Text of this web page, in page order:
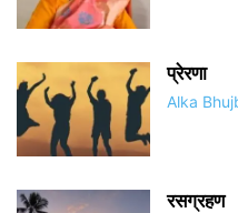
प्रेरणा
Alka
रसग्रहण